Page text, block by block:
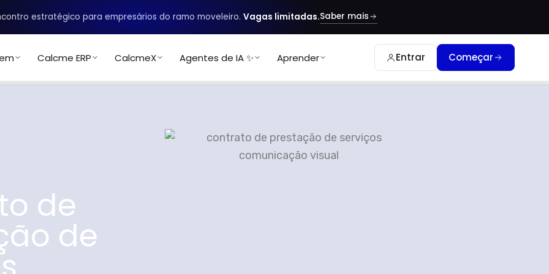
estratégico para empresários do ramo moveleiro. Vagas limitadas.Saber mais
Calcme ERP CalcmeX Agentes de IA ✨ Aprender Entrar Começar
de
de